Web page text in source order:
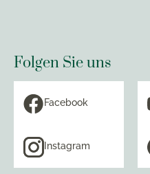
Folgen Sie uns
Facebook
Instagram